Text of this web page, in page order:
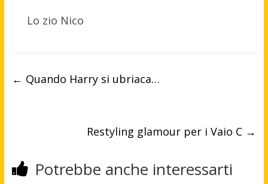
Lo zio Nico
← Quando Harry si ubriaca…
Restyling glamour per i Vaio C →
Potrebbe anche interessarti